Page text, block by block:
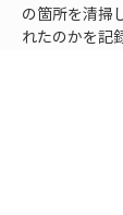
の箇所を清掃
れたのかを記